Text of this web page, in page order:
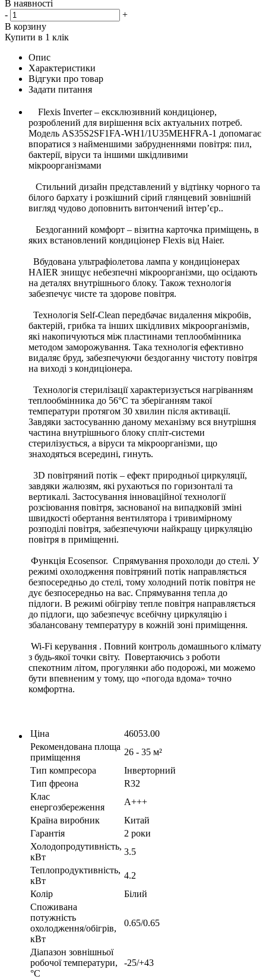
В наявності
-
+
В корзину
Купити в 1 клік
Опис
Характеристики
Відгуки про товар
Задати питання
Flexis Inverter – ексклюзивний кондиціонер,
розроблений для вирішення всіх актуальних потреб.
Модель AS35S2SF1FA-WH1/1U35MEHFRA-1 допомагає
впоратися з найменшими забрудненнями повітря: пил,
бактерії, віруси та іншими шкідливими
мікроорганізмами
Стильний дизайн представлений у відтінку чорного та
білого бархату і розкішний сірий глянцевий зовнішній
вигляд чудово доповнить витончений інтер’єр..
Бездоганний комфорт – візитна карточка приміщень, в
яких встановлений кондиціонер Flexis від Haier.
Вбудована ультрафіолетова лампа у кондиціонерах
HAIER знищує небезпечні мікроорганізми, що осідають
на деталях внутрішнього блоку. Також технологія
забезпечує чисте та здорове повітря.
Технологія Self-Clean передбачає видалення мікробів,
бактерій, грибка та інших шкідливих мікроорганізмів,
які накопичуються між пластинами теплообмінника
методом заморожування. Така технологія ефективно
видаляє бруд, забезпечуючи бездоганну чистоту повітря
на виході з кондиціонера.
Технологія стерилізації характеризується нагріванням
теплообмінника до 56°С та зберіганням такої
температури протягом 30 хвилин після активації.
Завдяки застосуванню даному механізму вся внутрішня
частина внутрішнього блоку спліт-системи
стерилізується, а віруси та мікроорганізми, що
знаходяться всередині, гинуть.
3D повітряний потік – ефект природньої циркуляції,
завдяки жалюзям, які рухаються по горизонталі та
вертикалі. Застосування інноваційної технології
розсіювання повітря, заснованої на випадковій зміні
швидкості обертання вентилятора і тривимірному
розподілі повітря, забезпечуючи найкращу циркуляцію
повітря в приміщенні.
Функція Ecosensor. Спрямування прохолоди до стелі. У
режимі охолодження повітряний потік направляється
безпосередньо до стелі, тому холодний потік повітря не
дує безпосередньо на вас. Спрямування тепла до
підлоги. В режимі обігріву тепле повітря направляється
до підлоги, що забезпечує всебічну циркуляцію і
збалансовану температуру в кожній зоні приміщення.
Wi-Fi керування . Повний контроль домашнього клімату
з будь-якої точки світу. Повертаючись з роботи
спекотним літом, прогулянки або подорожі, ми можемо
бути впевненим у тому, що «погода вдома» точно
комфортна.
Ціна
46053.00
Рекомендована площа
приміщення
26 - 35 м²
Тип компресора
Інверторний
Тип фреона
R32
Клас
енергозбереження
A+++
Країна виробник
Китай
Гарантія
2 роки
Холодопродутивність,
кВт
3.5
Теплопродуктивність,
кВт
4.2
Колір
Білий
Споживана
потужність
охолодження/обігрів,
кВт
0.65/0.65
Діапазон зовнішньої
робочої температури,
°С
-25/+43